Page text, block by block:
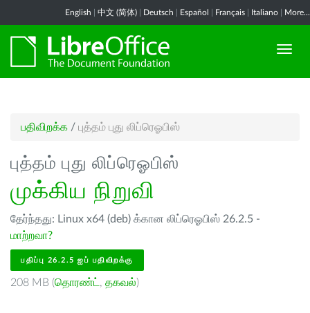
English 中文 (简体) Deutsch Español Français Italiano More...
பதிவிறக்க / புத்தம் புது லிப்ரெஓபிஸ்
புத்தம் புது லிப்ரெஓபிஸ்
முக்கிய நிறுவி
தேர்ந்தது: Linux x64 (deb) க்கான லிப்ரெஓபிஸ் 26.2.5 -
மாற்றவா?
பதிப்பு 26.2.5 ஐப் பதிவிறக்கு
208 MB (தொரண்ட் , தகவல்)